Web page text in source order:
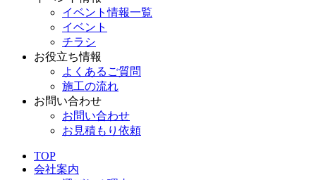
イベント情報一覧
イベント
チラシ
お役立ち情報
よくあるご質問
施工の流れ
お問い合わせ
お問い合わせ
お見積もり依頼
TOP
会社案内